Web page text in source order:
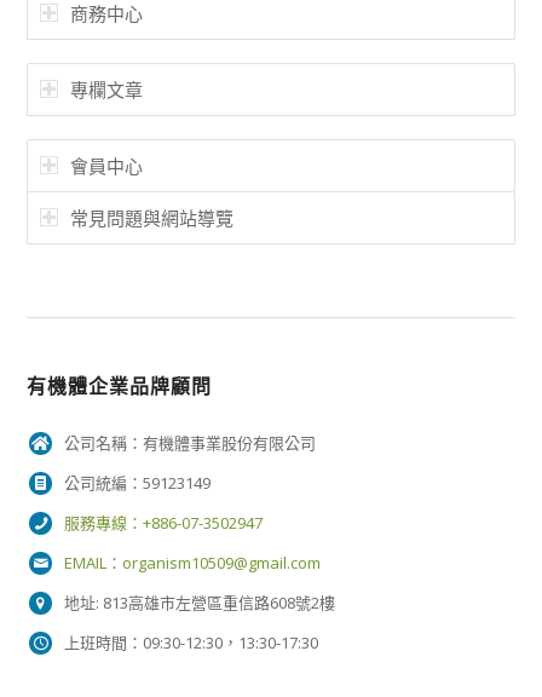
商務中心
專欄文章
會員中心
常見問題與網站導覽
有機體企業品牌顧問
公司名稱：有機體事業股份有限公司
公司統編：59123149
服務專線：+886-07-3502947
EMAIL： organism10509@gmail.com
地址: 813高雄市左營區重信路608號2樓
上班時間：09:30-12:30，13:30-17:30